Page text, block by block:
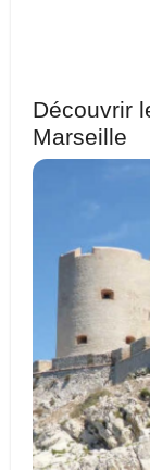
Découvrir
Marseille